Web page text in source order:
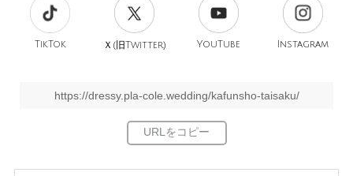
TikTok Ｘ(旧Twitter) YouTube Instagram
https://dressy.pla-cole.wedding/kafunsho-taisaku/